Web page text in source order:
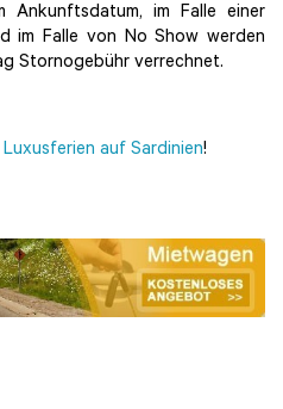
im Falle einer
im Falle von No Show werden
Stornogebühr verrechnet.
Luxusferien auf Sardinien!